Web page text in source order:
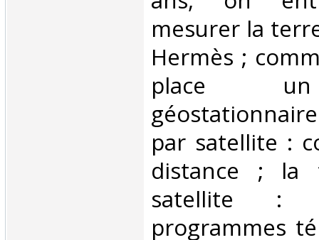
mesurer la
Hermès ;
place
par satellite :
distance ; la
satellite :
programmes